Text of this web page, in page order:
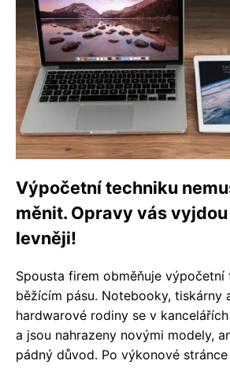
Výpočetní techniku
měnit. Opravy vás
levněji!
Spousta firem obměňuje výpočetní
běžícím pásu. Notebooky, tiskárny
hardwarové rodiny se v
a jsou nahrazeny novými modely,
pádný důvod. Po výkonové